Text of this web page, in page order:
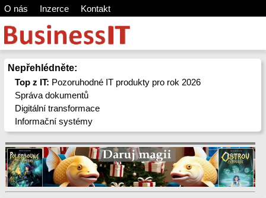
O nás Inzerce Kontakt
Nepřehlédněte:
Top z IT: Pozoruhodné IT produkty pro rok 2026
Správa dokumentů
Digitální transformace
Informační systémy